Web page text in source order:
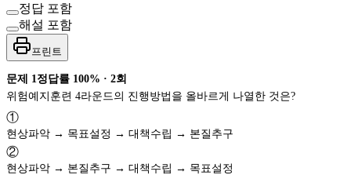
정답 포함
해설 포함
프린트
문제 1 정답률 100% · 2회
위험예지훈련 4라운드의 진행방법을 올바르게 나열한 것은?
①
현상파악 → 목표설정 → 대책수립 → 본질추구
②
현상파악 → 본질추구 → 대책수립 → 목표설정